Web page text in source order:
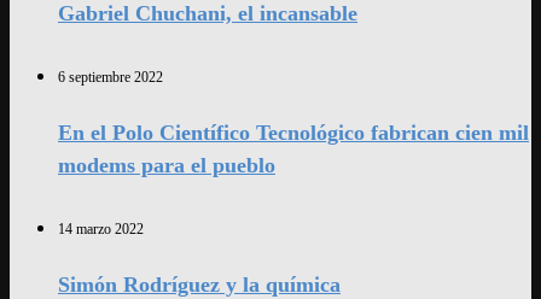
Gabriel Chuchani, el incansable
6 septiembre 2022
En el Polo Científico Tecnológico fabrican cien mil
modems para el pueblo
14 marzo 2022
Simón Rodríguez y la química